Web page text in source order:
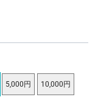
5,000円 10,000円